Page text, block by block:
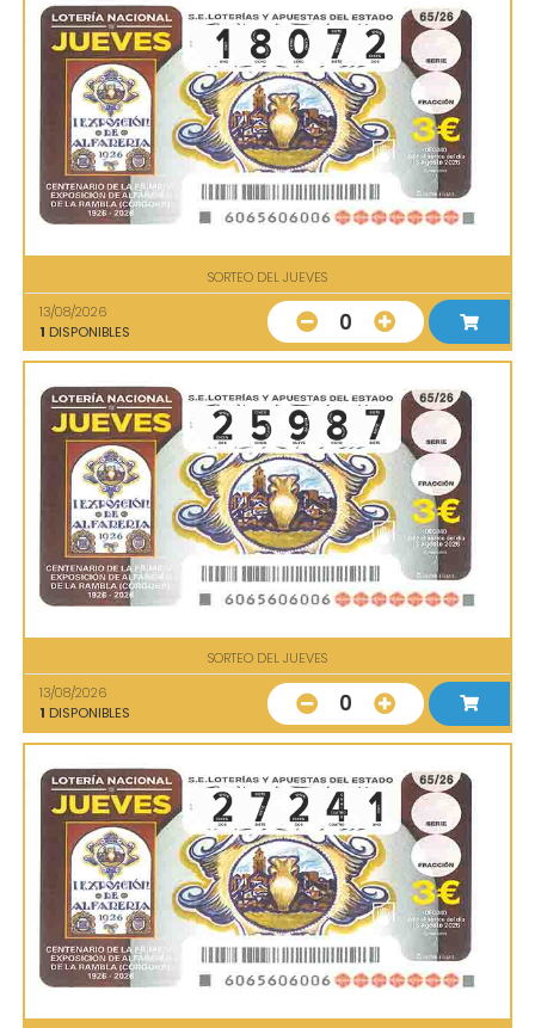
SORTEO DEL JUEVES
13/08/2026
1 DISPONIBLES 0
SORTEO DEL JUEVES
13/08/2026
1 DISPONIBLES 0